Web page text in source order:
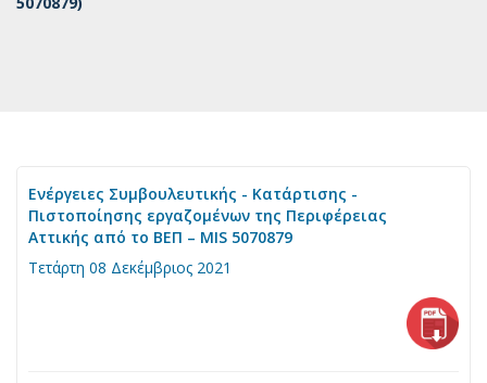
Ενέργειες Συμβουλευτικής - Κατάρτισης -
Πιστοποίησης εργαζομένων της Περιφέρειας
Αττικής από το ΒΕΠ – MIS 5070879
Τετάρτη 08 Δεκέμβριος 2021